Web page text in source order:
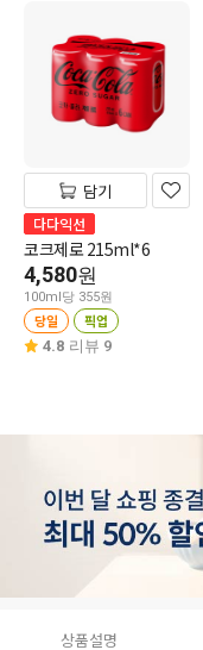
담기
다다익선
코크제로 215ml*6
4,580원
100ml당 355원
당일 픽업
4.8 리뷰 9
상품설명